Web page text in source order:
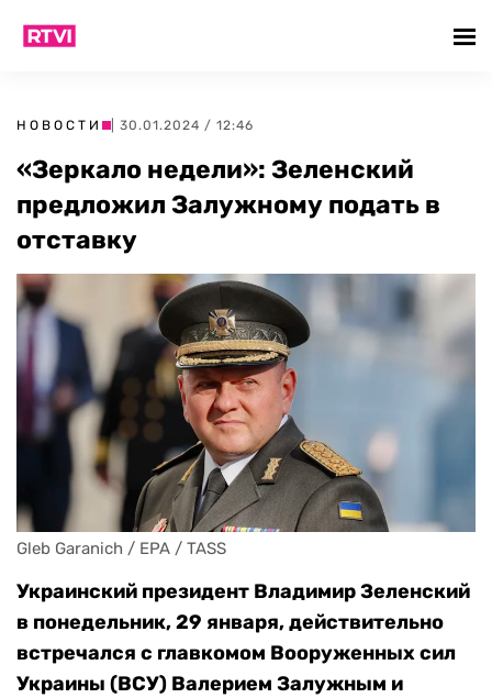
НОВОСТИ | 30.01.2024 / 12:46
«Зеркало недели»: Зеленский
предложил Залужному подать в
отставку
Gleb Garanich / EPA / TASS
Украинский президент Владимир Зеленский
в понедельник, 29 января, действительно
встречался с главкомом Вооруженных сил
Украины (ВСУ) Валерием Залужным и